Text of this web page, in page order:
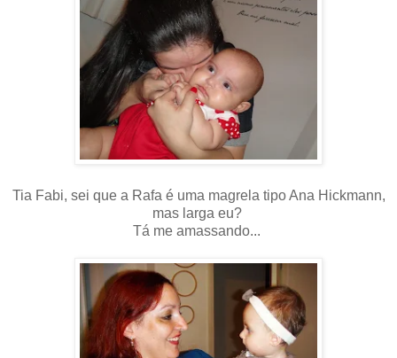
Tia Fabi, sei que a Rafa é uma magrela tipo Ana Hickmann,
mas larga eu?
Tá me amassando...